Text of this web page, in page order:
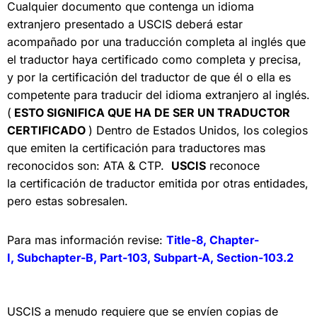
Cualquier documento que contenga un idioma
extranjero presentado a USCIS deberá estar
acompañado por una traducción completa al inglés que
el traductor haya certificado como completa y precisa,
y por la certificación del traductor de que él o ella es
competente para traducir del idioma extranjero al inglés.
( ESTO SIGNIFICA QUE HA DE SER UN TRADUCTOR
CERTIFICADO ) Dentro de Estados Unidos, los colegios
que emiten la certificación para traductores mas
reconocidos son: ATA & CTP. USCIS reconoce
la certificación de traductor emitida por otras entidades,
pero estas sobresalen.
Para mas información revise: Title-8, Chapter-
I, Subchapter-B, Part-103, Subpart-A, Section-103.2
USCIS a menudo requiere que se envíen copias de